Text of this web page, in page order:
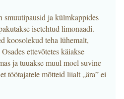
smuutipausid ja külmkappides
isetehtud limonaadi.
koosolekud teha lühemalt,
ettevõtetes käiakse
ja tuuakse muul moel suvine
töötajatele mõtteid liialt „ära” ei